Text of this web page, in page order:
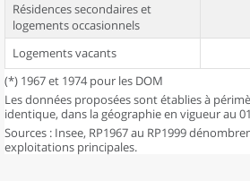
Résidences secondaires et
logements occasionnels
Logements vacants
(*) 1967 et 1974 pour les DOM
Les données proposées sont établies à
identique, dans la géographie en vigueur au
Sources : Insee, RP1967 au RP1999
exploitations principales.